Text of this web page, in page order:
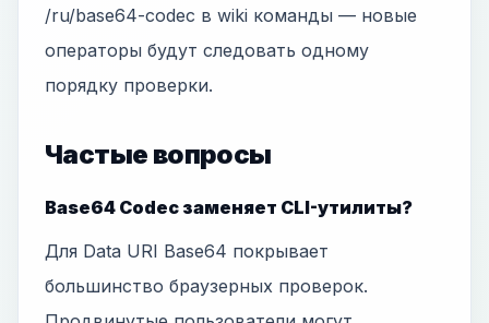
/ru/base64-codec в wiki команды — новые
операторы будут следовать одному
порядку проверки.
Частые вопросы
Base64 Codec заменяет CLI-утилиты?
Для Data URI Base64 покрывает
большинство браузерных проверок.